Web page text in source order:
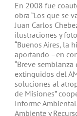
En 2008 fue
obra “Los que se
Juan Carlos
ilustraciones y
“Buenos Aires, la
aportando –en
“Breve
extinguidos del
soluciones al
de Misiones”
Informe
Ambiente y